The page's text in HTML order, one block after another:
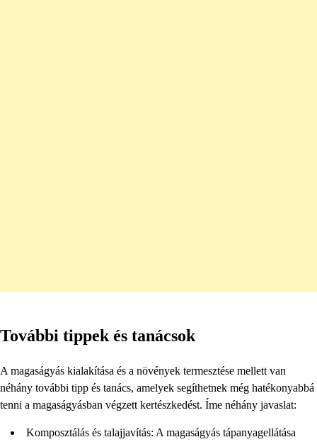
További tippek és tanácsok
A magaságyás kialakítása és a növények termesztése mellett van
néhány további tipp és tanács, amelyek segíthetnek még hatékonyabbá
tenni a magaságyásban végzett kertészkedést. Íme néhány javaslat:
Komposztálás és talajjavítás: A magaságyás tápanyagellátása